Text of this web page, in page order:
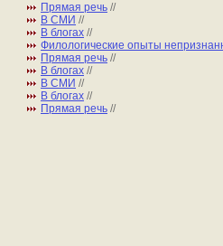
Прямая речь //
В СМИ //
В блогах //
Филологические опыты
Прямая речь //
В блогах //
В СМИ //
В блогах //
Прямая речь //